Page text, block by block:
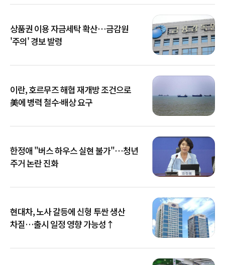
상품권 이용 자금세탁 확산…금감원
'주의' 경보 발령
이란, 호르무즈 해협 재개방 조건으로
美에 병력 철수·배상 요구
한정애 "버스 하우스 실현 불가"…청년
주거 논란 진화
현대차, 노사 갈등에 신형 투싼 생산
차질…출시 일정 영향 가능성↑